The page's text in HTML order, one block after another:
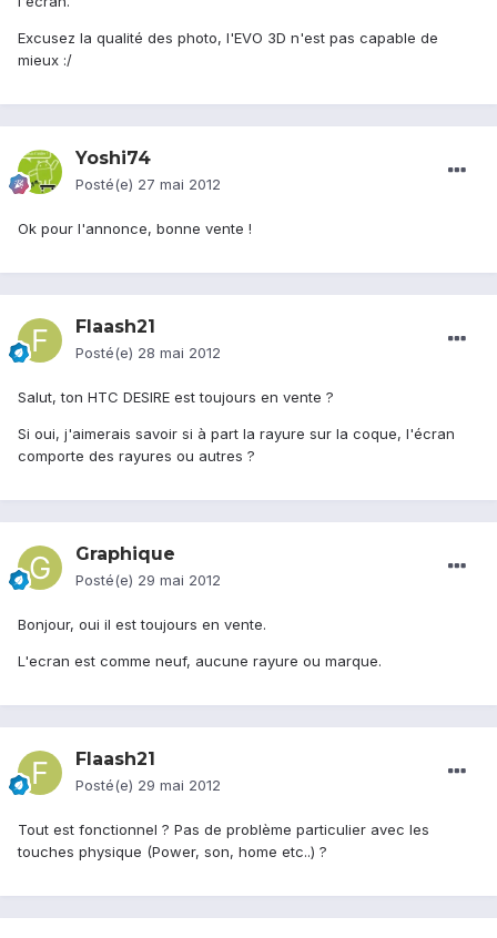
Excusez la qualité des photo, l'EVO 3D n'est pas capable de
mieux :/
Yoshi74
Posté(e) 27 mai 2012
Ok pour l'annonce, bonne vente !
Flaash21
Posté(e) 28 mai 2012
Salut, ton HTC DESIRE est toujours en vente ?
Si oui, j'aimerais savoir si à part la rayure sur la coque, l'écran
comporte des rayures ou autres ?
Graphique
Posté(e) 29 mai 2012
Bonjour, oui il est toujours en vente.
L'ecran est comme neuf, aucune rayure ou marque.
Flaash21
Posté(e) 29 mai 2012
Tout est fonctionnel ? Pas de problème particulier avec les
touches physique (Power, son, home etc..) ?